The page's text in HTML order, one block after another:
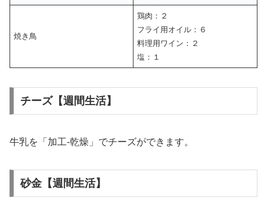
焼き鳥
鶏肉：２
フライ用オイル：６
料理用ワイン：２
塩：１
チーズ【週間生活】
牛乳を「加工‐乾燥」でチーズができます。
砂金【週間生活】